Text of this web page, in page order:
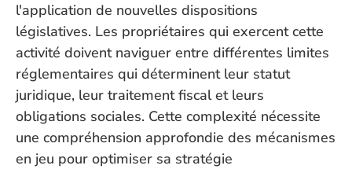
l'application de nouvelles dispositions
législatives. Les propriétaires qui exercent cette
activité doivent naviguer entre différentes limites
réglementaires qui déterminent leur statut
juridique, leur traitement fiscal et leurs
obligations sociales. Cette complexité nécessite
une compréhension approfondie des mécanismes
en jeu pour optimiser sa stratégie